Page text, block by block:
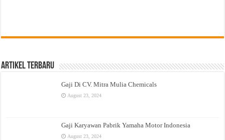
Artikel Terbaru
Gaji Di CV. Mitra Mulia Chemicals
August 23, 2024
Gaji Karyawan Pabrik Yamaha Motor Indonesia
August 23, 2024